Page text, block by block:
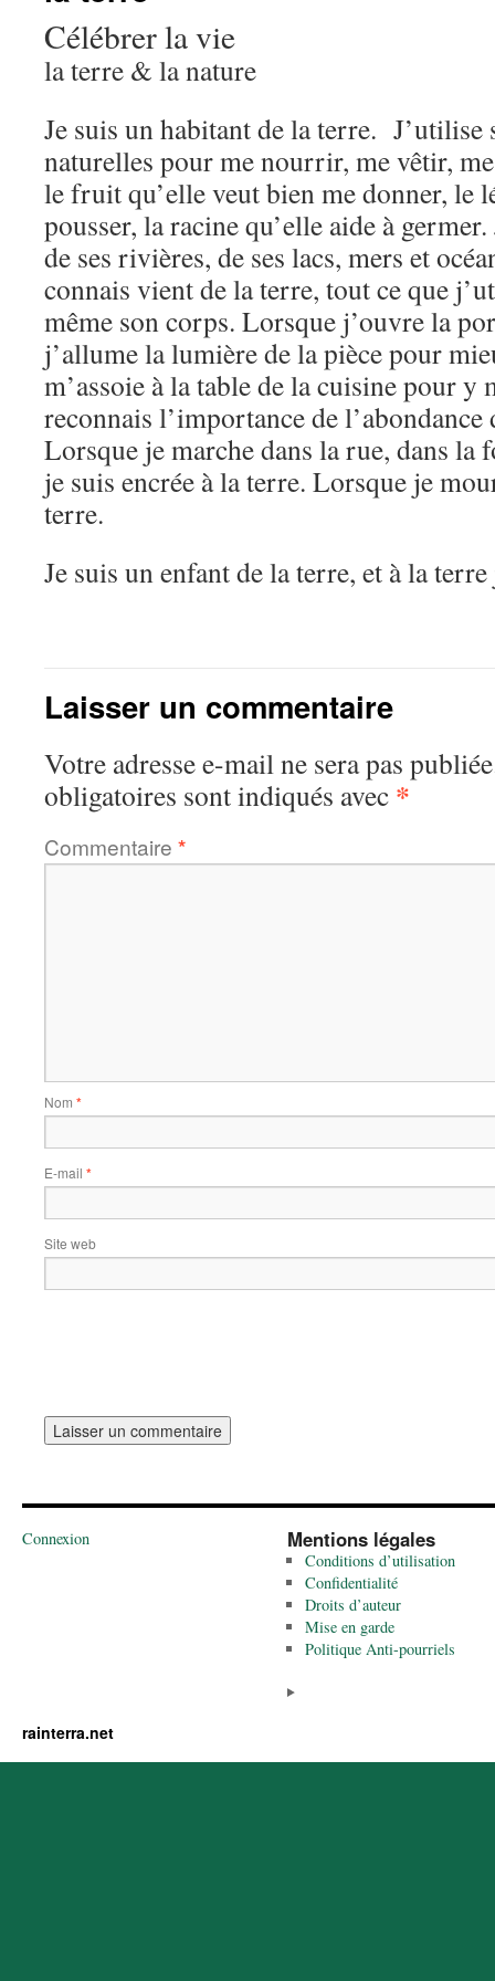
Célébrer la vie
la terre & la nature
Je suis un habitant de la terre. J’utilise
naturelles pour me nourrir, me vêtir,
le fruit qu’elle veut bien me donner, le
pousser, la racine qu’elle aide à germer.
de ses rivières, de ses lacs, mers et
connais vient de la terre, tout ce que
même son corps. Lorsque j’ouvre la
j’allume la lumière de la pièce pour
m’assoie à la table de la cuisine pour y
reconnais l’importance de
Lorsque je marche dans la rue, dans la
je suis encrée à la terre. Lorsque je
terre.
Je suis un enfant de la terre, et à la
Laisser un commentaire
Votre adresse e-mail ne sera pas
obligatoires sont indiqués avec *
Commentaire *
Nom *
E-mail *
Site web
Connexion Mentions légales
Conditions d’utilisation
Confidentialité
Droits d’auteur
Mise en garde
Politique Anti-pourriels
rainterra.net